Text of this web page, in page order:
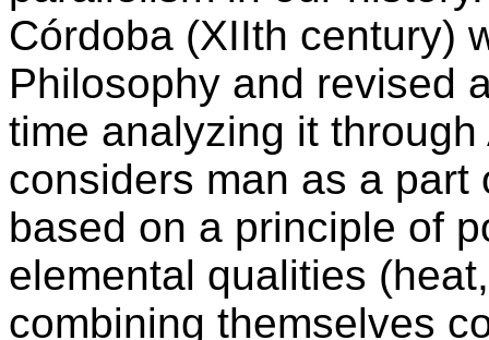
Córdoba (XIIth century)
Philosophy and revised
time analyzing it
considers man as a
based on a principle of
elemental qualities
combining themselves